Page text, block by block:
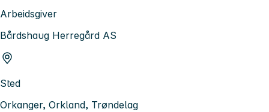
Arbeidsgiver
Bårdshaug Herregård AS
Sted
Orkanger, Orkland, Trøndelag